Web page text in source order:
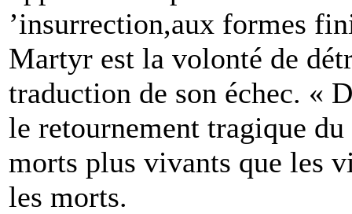
’insurrection,aux formes
Martyr est la volonté de
traduction de son échec. «
le retournement tragique
morts plus vivants que les
les morts.